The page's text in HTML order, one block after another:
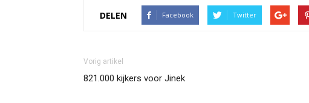
DELEN Facebook Twitter
Vorig artikel
821.000 kijkers voor Jinek